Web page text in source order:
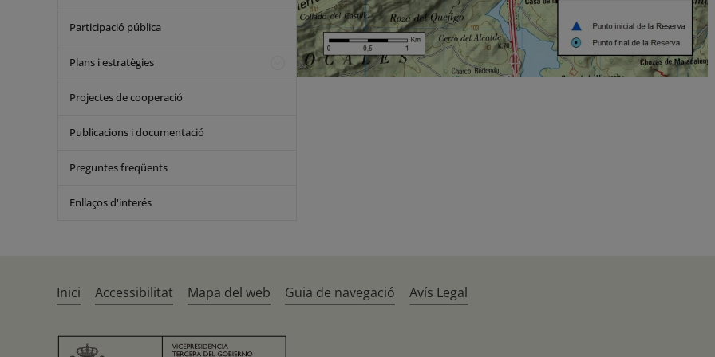
Participació pública
Plans i estratègies
Projectes de cooperació
Publicacions i documentació
Preguntes freqüents
Enllaços d'interés
Inici Accessibilitat Mapa del web Guia de navegació Avís Legal